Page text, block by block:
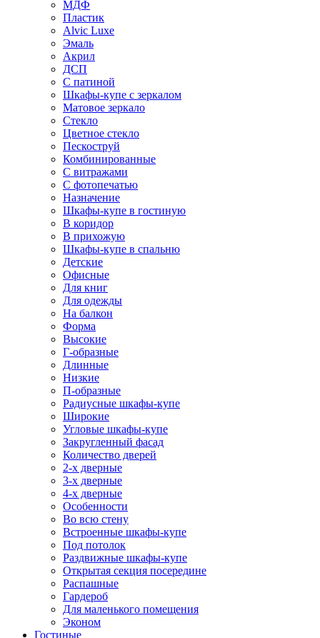
МДФ
Пластик
Alvic Luxe
Эмаль
Акрил
ДСП
С патиной
Шкафы-купе с зеркалом
Матовое зеркало
Стекло
Цветное стекло
Пескоструй
Комбинированные
С витражами
С фотопечатью
Назначение
Шкафы-купе в гостиную
В коридор
В прихожую
Шкафы-купе в спальню
Детские
Офисные
Для книг
Для одежды
На балкон
Форма
Высокие
Г-образные
Длинные
Низкие
П-образные
Радиусные шкафы-купе
Широкие
Угловые шкафы-купе
Закругленный фасад
Количество дверей
2-х дверные
3-х дверные
4-х дверные
Особенности
Во всю стену
Встроенные шкафы-купе
Под потолок
Раздвижные шкафы-купе
Открытая секция посередине
Распашные
Гардероб
Для маленького помещения
Эконом
Гостиные